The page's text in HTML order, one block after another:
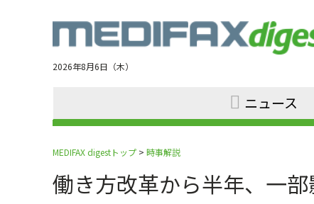
navigation
2026年8月6日（木）
ニュース
MEDIFAX digestトップ > 時事解説
働き方改革から半年、一部